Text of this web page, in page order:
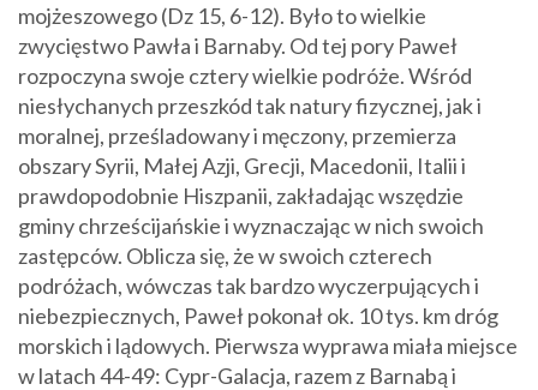
mojżeszowego (Dz 15, 6-12). Było to wielkie
zwycięstwo Pawła i Barnaby. Od tej pory Paweł
rozpoczyna swoje cztery wielkie podróże. Wśród
niesłychanych przeszkód tak natury fizycznej, jak i
moralnej, prześladowany i męczony, przemierza
obszary Syrii, Małej Azji, Grecji, Macedonii, Italii i
prawdopodobnie Hiszpanii, zakładając wszędzie
gminy chrześcijańskie i wyznaczając w nich swoich
zastępców. Oblicza się, że w swoich czterech
podróżach, wówczas tak bardzo wyczerpujących i
niebezpiecznych, Paweł pokonał ok. 10 tys. km dróg
morskich i lądowych. Pierwsza wyprawa miała miejsce
w latach 44-49: Cypr-Galacja, razem z Barnabą i